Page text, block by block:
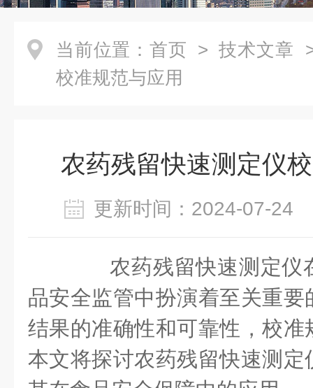
当前位置： 首页 > 技术文章
校准规范与应用
农药残留快速测定仪
更新时间：2024-07-
农药残留快速测定仪
品安全监管中扮演着至关重
结果的准确性和可靠性，校
本文将探讨农药残留快速测